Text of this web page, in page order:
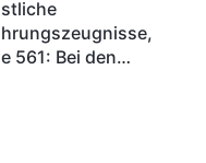
561: Bei den